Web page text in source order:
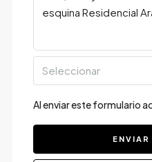
Seleccionar
Al enviar este formulario
ENVIAR